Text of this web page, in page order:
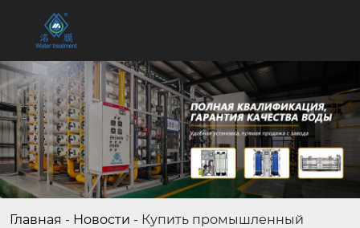
Главная - Новости - Купить промышленный